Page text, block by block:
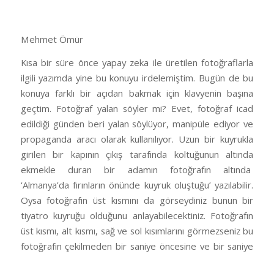
Mehmet Ömür
Kısa bir süre önce yapay zeka ile üretilen fotoğraflarla
ilgili yazımda yine bu konuyu irdelemiştim. Bugün de bu
konuya farklı bir açıdan bakmak için klavyenin başına
geçtim. Fotoğraf yalan söyler mi? Evet, fotoğraf icad
edildiği günden beri yalan söylüyor, manipüle ediyor ve
propaganda aracı olarak kullanılıyor. Uzun bir kuyrukla
girilen bir kapının çıkış tarafında koltuğunun altında
ekmekle duran bir adamın fotoğrafın altında
‘Almanya’da fırınların önünde kuyruk oluştuğu’ yazılabilir.
Oysa fotoğrafın üst kısmını da görseydiniz bunun bir
tiyatro kuyruğu olduğunu anlayabilecektiniz. Fotoğrafın
üst kısmı, alt kısmı, sağ ve sol kısımlarını görmezseniz bu
fotoğrafın çekilmeden bir saniye öncesine ve bir saniye